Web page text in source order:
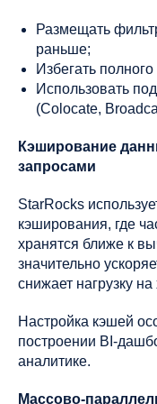
Размещать
раньше;
Избегать
Использовать
(Colocate,
Кэширование
запросами
StarRocks
кэширования, где
хранятся ближе к
значительно
снижает нагрузку
Настройка кэшей
построении BI-
аналитике.
Массово-